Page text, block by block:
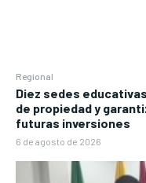
Regional
Diez sedes
de propiedad y
futuras inversiones
6 de agosto de 2026